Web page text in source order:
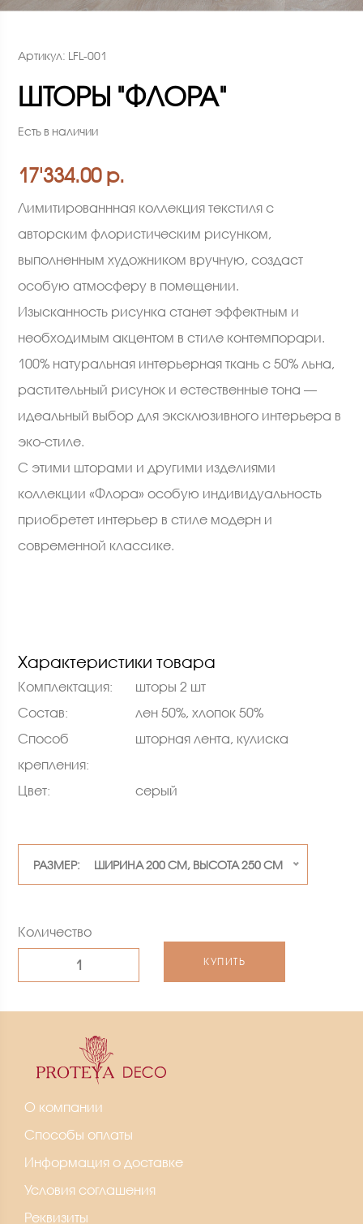
Артикул: LFL-001
ШТОРЫ "ФЛОРА"
Есть в наличии
17'334.00 р.
Лимитированнная коллекция текстиля с
авторским флористическим рисунком,
выполненным художником вручную, создаст
особую атмосферу в помещении.
Изысканность рисунка станет эффектным и
необходимым акцентом в стиле контемпорари.
100% натуральная интерьерная ткань с 50% льна,
растительный рисунок и естественные тона —
идеальный выбор для эксклюзивного интерьера в
эко-стиле.
С этими шторами и другими изделиями
коллекции «Флора» особую индивидуальность
приобретет интерьер в стиле модерн и
современной классике.
Характеристики товара
Комплектация:
шторы 2 шт
Состав:
лен 50%, хлопок 50%
Способ
крепления:
шторная лента, кулиска
Цвет: серый
РАЗМЕР: ШИРИНА 200 СМ, ВЫСОТА 250 СМ
Количество
КУПИТЬ
О компании
Способы оплаты
Информация о доставке
Условия соглашения
Реквизиты